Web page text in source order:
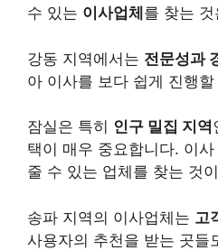
수 있는 이사업체 를 찾는
강동 지역에서는 전문성과
아 이사를 보다 쉽게 진행
잠실은 특히 인구 밀집 지역
택이 매우 중요합니다. 이
줄 수 있는 업체를 찾는 것
송파 지역의 이사업체는 고
사용자의 추천을 받는 곳들